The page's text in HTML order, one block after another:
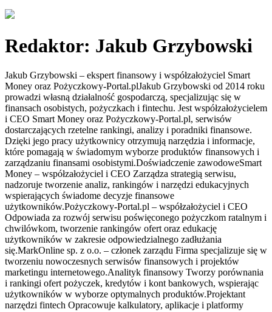
Redaktor: Jakub Grzybowski
Jakub Grzybowski – ekspert finansowy i współzałożyciel Smart
Money oraz Pożyczkowy-Portal.plJakub Grzybowski od 2014 roku
prowadzi własną działalność gospodarczą, specjalizując się w
finansach osobistych, pożyczkach i fintechu. Jest współzałożycielem
i CEO Smart Money oraz Pożyczkowy-Portal.pl, serwisów
dostarczających rzetelne rankingi, analizy i poradniki finansowe.
Dzięki jego pracy użytkownicy otrzymują narzędzia i informacje,
które pomagają w świadomym wyborze produktów finansowych i
zarządzaniu finansami osobistymi.Doświadczenie zawodoweSmart
Money – współzałożyciel i CEO Zarządza strategią serwisu,
nadzoruje tworzenie analiz, rankingów i narzędzi edukacyjnych
wspierających świadome decyzje finansowe
użytkowników.Pożyczkowy-Portal.pl – współzałożyciel i CEO
Odpowiada za rozwój serwisu poświęconego pożyczkom ratalnym i
chwilówkom, tworzenie rankingów ofert oraz edukację
użytkowników w zakresie odpowiedzialnego zadłużania
się.MarkOnline sp. z o.o. – członek zarządu Firma specjalizuje się w
tworzeniu nowoczesnych serwisów finansowych i projektów
marketingu internetowego.Analityk finansowy Tworzy porównania
i rankingi ofert pożyczek, kredytów i kont bankowych, wspierając
użytkowników w wyborze optymalnych produktów.Projektant
narzędzi fintech Opracowuje kalkulatory, aplikacje i platformy